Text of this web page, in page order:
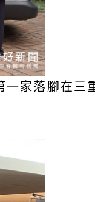
家落腳在